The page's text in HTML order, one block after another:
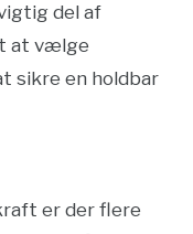
del af
at vælge
sikre en holdbar
er der flere